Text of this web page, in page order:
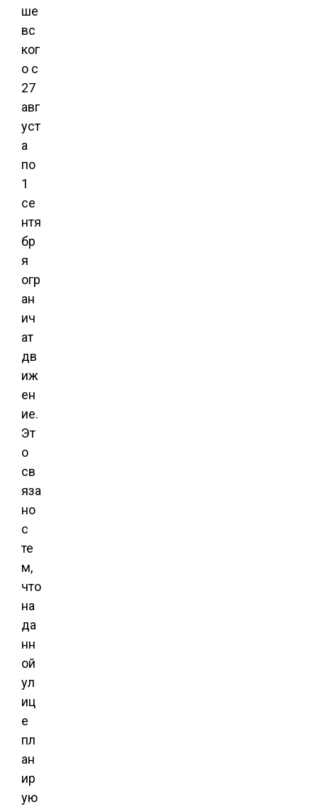
ше
вс
ког
о с
27
авг
уст
а
по
1
се
нтя
бр
я
огр
ан
ич
ат
дв
иж
ен
ие.
Эт
о
св
яза
но
с
те
м,
что
на
да
нн
ой
ул
иц
е
пл
ан
ир
ую